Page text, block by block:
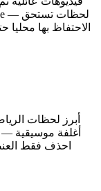
الاحتفاظ بها محليا
أبرز لحظات
احذف فقط